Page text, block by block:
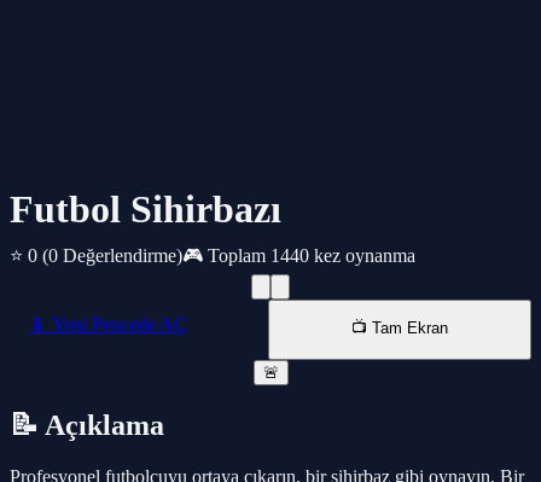
Futbol Sihirbazı
⭐ 0 (0 Değerlendirme)🎮 Toplam 1440 kez oynanma
📱 Yeni Pencede AÇ 📺 Tam Ekran
🚨
📝 Açıklama
Profesyonel futbolcuyu ortaya çıkarın, bir sihirbaz gibi oynayın. Bir